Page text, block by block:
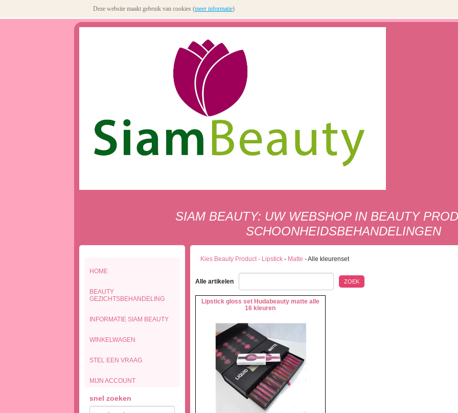
SIAM BEAUTY: UW WEBSHOP IN BEAUTY
SCHOONHEIDSBEHANDELINGEN
HOME
BEAUTY
GEZICHTSBEHANDELING
INFORMATIE SIAM BEAUTY
WINKELWAGEN
STEL EEN VRAAG
MIJN ACCOUNT
snel zoeken
Kies Beauty Product - Lipstick - Matte -Alle kleurenset
Alle artikelen ZOEK
Lipstick gloss set Hudabeauty matte alle
16 kleuren
Deze website maakt gebruik van cookies (meer informatie)